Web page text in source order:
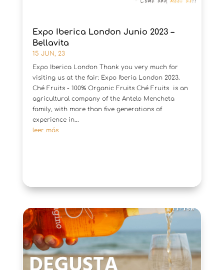
Expo Iberica London Junio 2023 –
Bellavita
15 JUN, 23
Expo Iberica London Thank you very much for
visiting us at the fair: Expo Iberia London 2023.
Ché Fruits - 100% Organic Fruits Ché Fruits is an
agricultural company of the Antelo Mencheta
family, with more than five generations of
experience in...
leer más